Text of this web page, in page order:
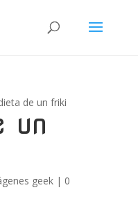
de un friki
un
geek| 0